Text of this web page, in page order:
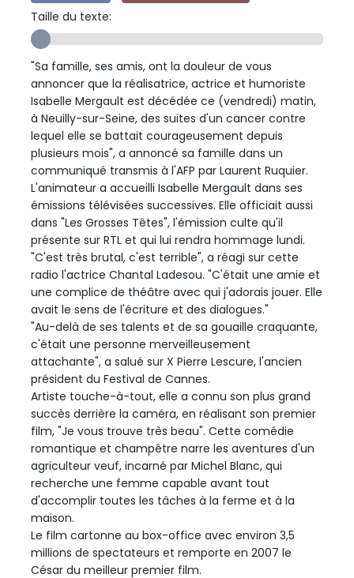
Taille du texte:
"Sa famille, ses amis, ont la douleur de vous
annoncer que la réalisatrice, actrice et humoriste
Isabelle Mergault est décédée ce (vendredi) matin,
à Neuilly-sur-Seine, des suites d'un cancer contre
lequel elle se battait courageusement depuis
plusieurs mois", a annoncé sa famille dans un
communiqué transmis à l'AFP par Laurent Ruquier.
L'animateur a accueilli Isabelle Mergault dans ses
émissions télévisées successives. Elle officiait aussi
dans "Les Grosses Têtes", l'émission culte qu'il
présente sur RTL et qui lui rendra hommage lundi.
"C'est très brutal, c'est terrible", a réagi sur cette
radio l'actrice Chantal Ladesou. "C'était une amie et
une complice de théâtre avec qui j'adorais jouer. Elle
avait le sens de l'écriture et des dialogues."
"Au-delà de ses talents et de sa gouaille craquante,
c'était une personne merveilleusement
attachante", a salué sur X Pierre Lescure, l'ancien
président du Festival de Cannes.
Artiste touche-à-tout, elle a connu son plus grand
succès derrière la caméra, en réalisant son premier
film, "Je vous trouve très beau". Cette comédie
romantique et champêtre narre les aventures d'un
agriculteur veuf, incarné par Michel Blanc, qui
recherche une femme capable avant tout
d'accomplir toutes les tâches à la ferme et à la
maison.
Le film cartonne au box-office avec environ 3,5
millions de spectateurs et remporte en 2007 le
César du meilleur premier film.